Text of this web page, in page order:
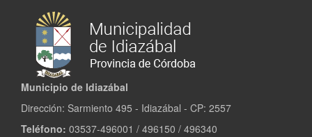
Municipio de Idiazábal
Dirección: Sarmiento 495 - Idiazábal - CP: 2557
Teléfono: 03537-496001 / 496150 / 496340